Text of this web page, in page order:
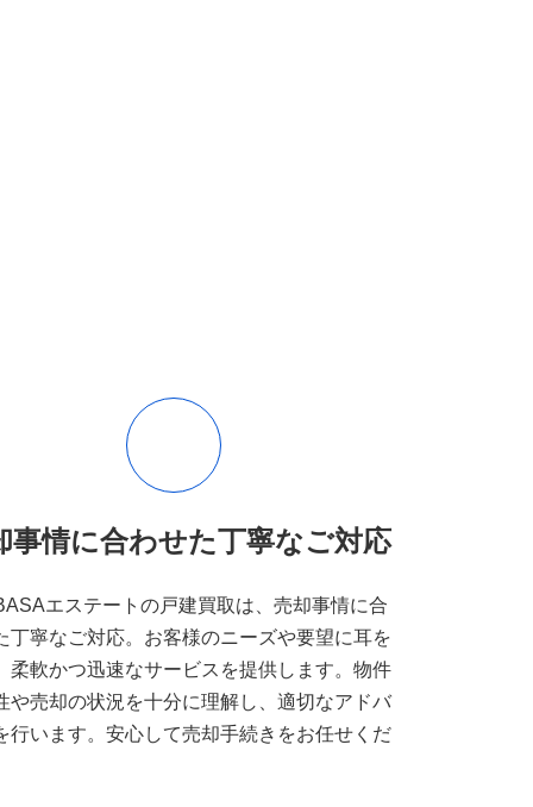
事情に合わせた丁寧なご対応
エステートの戸建買取は、売却事情に合
丁寧なご対応。お客様のニーズや要望に耳を
柔軟かつ迅速なサービスを提供します。物件
や売却の状況を十分に理解し、適切なアドバ
行います。安心して売却手続きをお任せくだ